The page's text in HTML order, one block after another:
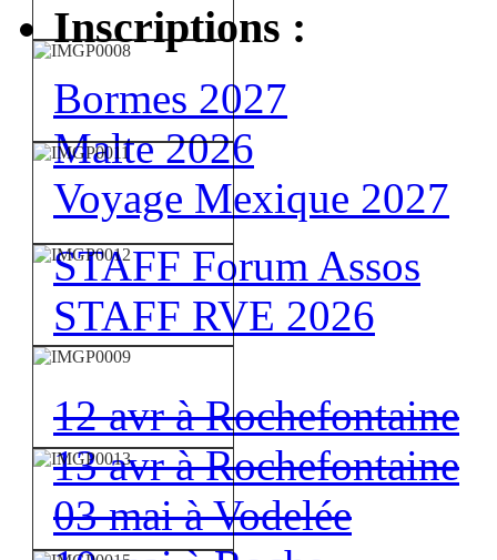
Inscriptions :
Bormes 2027
Malte 2026
Voyage Mexique 2027
STAFF Forum Assos
STAFF RVE 2026
12 avr à Rochefontaine
13 avr à Rochefontaine
03 mai à Vodelée